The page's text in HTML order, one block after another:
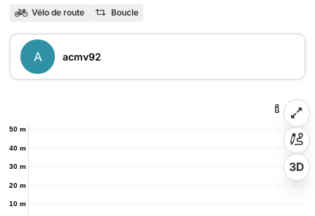
Vélo de route Boucle
A acmv92
10 m
20 m
30 m
40 m
50 m
3D